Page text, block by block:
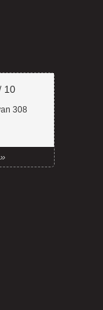
10
308